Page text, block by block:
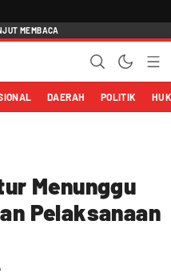
DAERAH POLITIK
Menunggu
Pelaksanaan